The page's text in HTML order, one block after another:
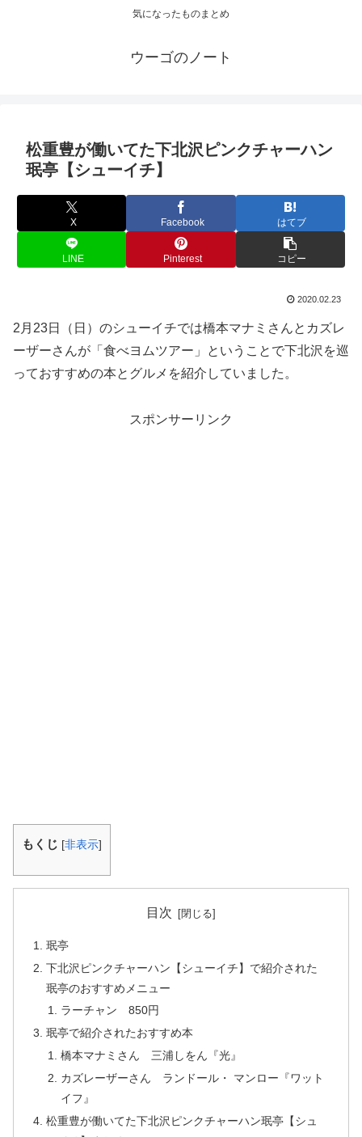
気になったものまとめ
ウーゴのノート
松重豊が働いてた下北沢ピンクチャーハン
珉亭【シューイチ】
X Facebook はてブ
LINE Pinterest コピー
2020.02.23
2月23日（日）のシューイチでは橋本マナミさんとカズレ
ーザーさんが「食べヨムツアー」ということで下北沢を巡
っておすすめの本とグルメを紹介していました。
スポンサーリンク
もくじ [非表示]
目次
珉亭
下北沢ピンクチャーハン【シューイチ】で紹介された
珉亭のおすすめメニュー
ラーチャン 850円
珉亭で紹介されたおすすめ本
橋本マナミさん 三浦しをん『光』
カズレーザーさん ランドール・ マンロー『ワット
イフ』
松重豊が働いてた下北沢ピンクチャーハン珉亭【シュ